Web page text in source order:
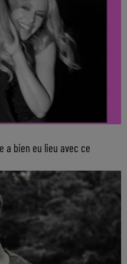
a bien eu lieu avec ce